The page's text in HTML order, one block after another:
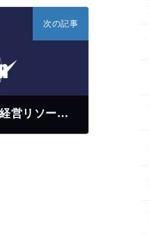
次の記事
「ウィズコロナ時代に重要な経営リソース」 変革期こそ投資すべきリソースとは